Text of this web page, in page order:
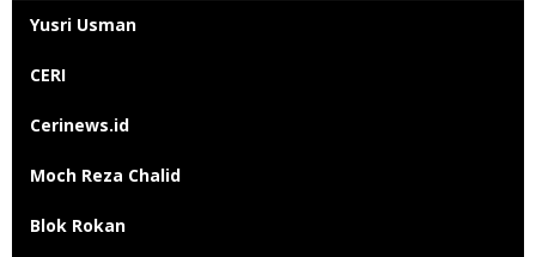
Yusri Usman
CERI
Cerinews.id
Moch Reza Chalid
Blok Rokan